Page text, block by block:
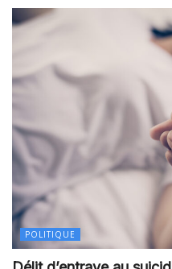
POLITIQUE